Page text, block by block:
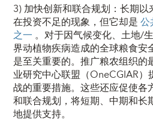
3)加快创新和联合规划：长期以
在投资不足的现象，但它却是
之一 。对于因气候变化、土地/
界动植物疾病造成的全球粮食
是至关重要的。推广粮农组织的
业研究中心联盟（OneCGIAR
战的重要措施。这些还应促使各
和联合规划，将短期、中期和
地提供支持。